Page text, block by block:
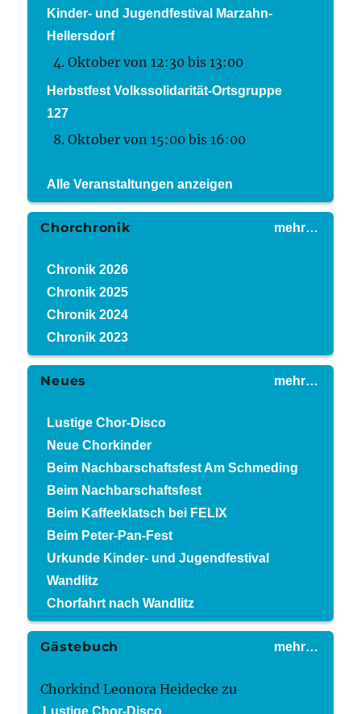
Kinder- und Jugendfestival Marzahn-
Hellersdorf
4. Oktober von 12:30 bis13:00
Herbstfest Volkssolidarität-Ortsgruppe
127
8. Oktober von 15:00 bis16:00
Alle Veranstaltungen anzeigen
mehr…
Chorchronik
Chronik 2026
Chronik 2025
Chronik 2024
Chronik 2023
mehr…
Neues
Lustige Chor-Disco
Neue Chorkinder
Beim Nachbarschaftsfest Am Schmeding
Beim Nachbarschaftsfest
Beim Kaffeeklatsch bei FELIX
Beim Peter-Pan-Fest
Urkunde Kinder- und Jugendfestival
Wandlitz
Chorfahrt nach Wandlitz
mehr…
Gästebuch
Chorkind Leonora Heidecke zu